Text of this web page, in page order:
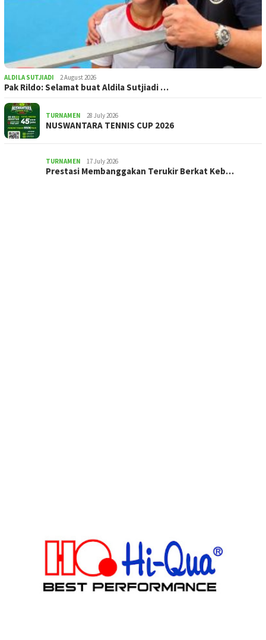
ALDILA SUTJIADI 2 August 2026
Pak Rildo: Selamat buat Aldila Sutjiadi …
TURNAMEN 28 July 2026
NUSWANTARA TENNIS CUP 2026
TURNAMEN 17 July 2026
Prestasi Membanggakan Terukir Berkat Keb…